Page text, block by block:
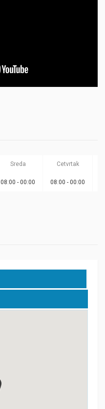
Sreda Cetvrtak
08:00 - 00:00 08:00 - 00:00